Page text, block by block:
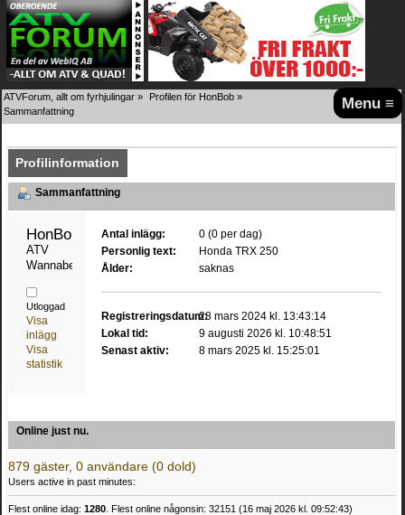
Menu ≡
ATVForum, allt om fyrhjulingar » Profilen för HonBob »
Sammanfattning
Profilinformation
Sammanfattning
ATV
Wannabe
Utloggad
Visa
inlägg
Visa
statistik
Antal inlägg:
0 (0 per dag)
Personlig text:
Honda TRX 250
Ålder:
saknas
Registreringsdatum:28 mars 2024 kl. 13:43:14
Lokal tid:
9 augusti 2026 kl. 10:48:51
Senast aktiv:
8 mars 2025 kl. 15:25:01
Online just nu.
879 gäster, 0 användare (0 dold)
Users active in past minutes:
Flest online idag: 1280 . Flest online någonsin: 32151 (16 maj 2026 kl. 09:52:43)